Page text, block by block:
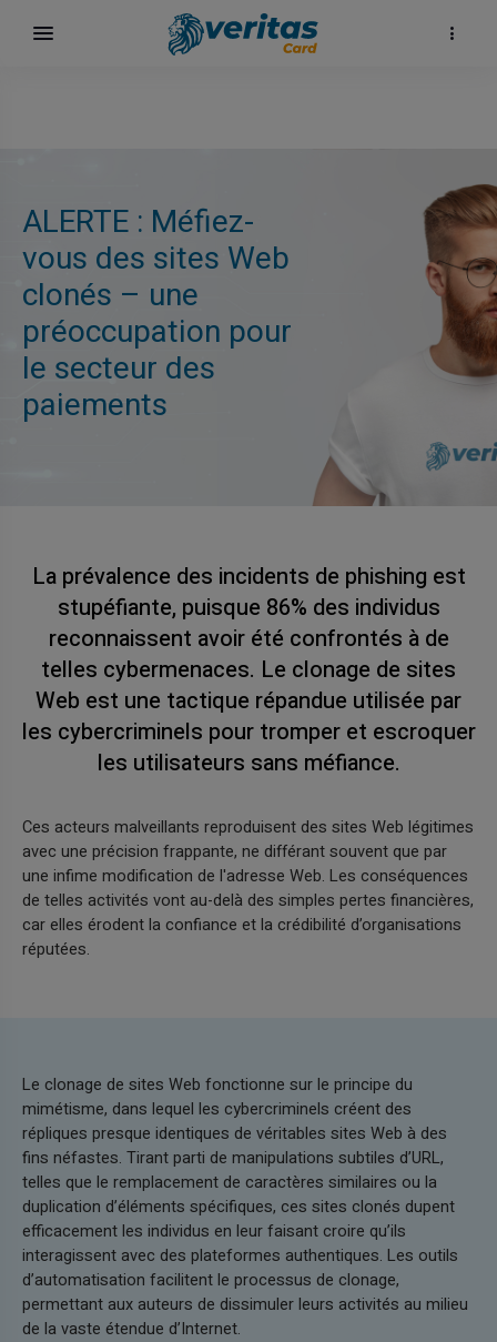
ALERTE : Méfiez-
vous des sites Web
clonés – une
préoccupation pour
le secteur des
paiements
La prévalence des incidents de phishing est
stupéfiante, puisque 86% des individus
reconnaissent avoir été confrontés à de
telles cybermenaces. Le clonage de sites
Web est une tactique répandue utilisée par
les cybercriminels pour tromper et escroquer
les utilisateurs sans méfiance.
Ces acteurs malveillants reproduisent des sites Web légitimes
avec une précision frappante, ne différant souvent que par
une infime modification de l'adresse Web. Les conséquences
de telles activités vont au-delà des simples pertes financières,
car elles érodent la confiance et la crédibilité d’organisations
réputées.
Le clonage de sites Web fonctionne sur le principe du
mimétisme, dans lequel les cybercriminels créent des
répliques presque identiques de véritables sites Web à des
fins néfastes. Tirant parti de manipulations subtiles d’URL,
telles que le remplacement de caractères similaires ou la
duplication d’éléments spécifiques, ces sites clonés dupent
efficacement les individus en leur faisant croire qu’ils
interagissent avec des plateformes authentiques. Les outils
d’automatisation facilitent le processus de clonage,
permettant aux auteurs de dissimuler leurs activités au milieu
de la vaste étendue d’Internet.